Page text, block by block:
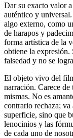
Dar su exacto valor
auténtico y
algo externo, como
de harapos y
forma artística de la
obtiene la expresión.
falsedad y no se
El objeto vivo del
narración. Carece de
mismas. No es
contrario rechaza;
superficie, sino que
lenocinios y las
de cada uno de